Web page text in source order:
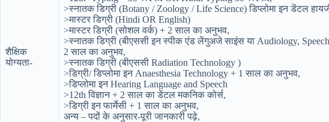
शैक्षिक
योग्यता-
>स्नातक डिग्री (Botany / Zoology / Life Science) डिप्लोमा इन डेंटल
>मास्टर डिग्री (Hindi OR English)
>मास्टर डिग्री (सोशल वर्क) + 2 साल का अनुभव,
>स्नातक डिग्री (बीएससी इन स्पीक एंड लेंगुअजे साइंस या Audiology,
2 साल का अनुभव,
>स्नातक डिग्री (बीएससी Radiation Technology )
>डिग्री/ डिप्लोमा इन Anaesthesia Technology + 1 साल का अनुभव,
>डिप्लोमा इन Hearing Language and Speech
>12th विज्ञान + 2 साल का डेंटल मकनिक कोर्स,
>डिग्री इन फार्मेसी + 1 साल का अनुभव,
अन्य – पदों के अनुसार-पूरी जानकारी पढ़े,